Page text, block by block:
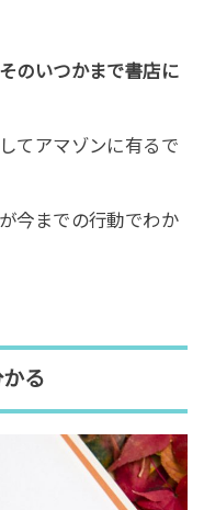
のいつかまで書店に
てアマゾンに有るで
今までの行動でわか
る